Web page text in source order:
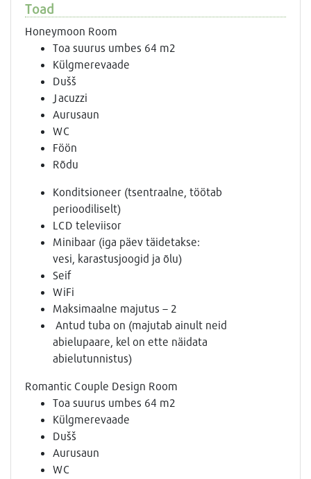
Toad
Honeymoon Room
Toa suurus umbes 64 m2
Külgmerevaade
Dušš
Jacuzzi
Aurusaun
WC
Föön
Rõdu
Konditsioneer (tsentraalne, töötab
perioodiliselt)
LCD televiisor
Minibaar (iga päev täidetakse:
vesi, karastusjoogid ja õlu)
Seif
WiFi
Maksimaalne majutus – 2
Antud tuba on (majutab ainult neid
abielupaare, kel on ette näidata
abielutunnistus)
Romantic Couple Design Room
Toa suurus umbes 64 m2
Külgmerevaade
Dušš
Aurusaun
WC